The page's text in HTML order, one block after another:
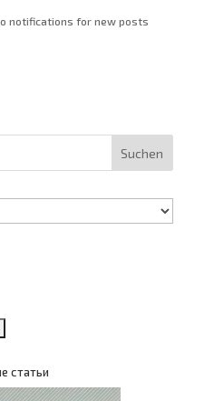
notifications for new posts
Suchen
статьи